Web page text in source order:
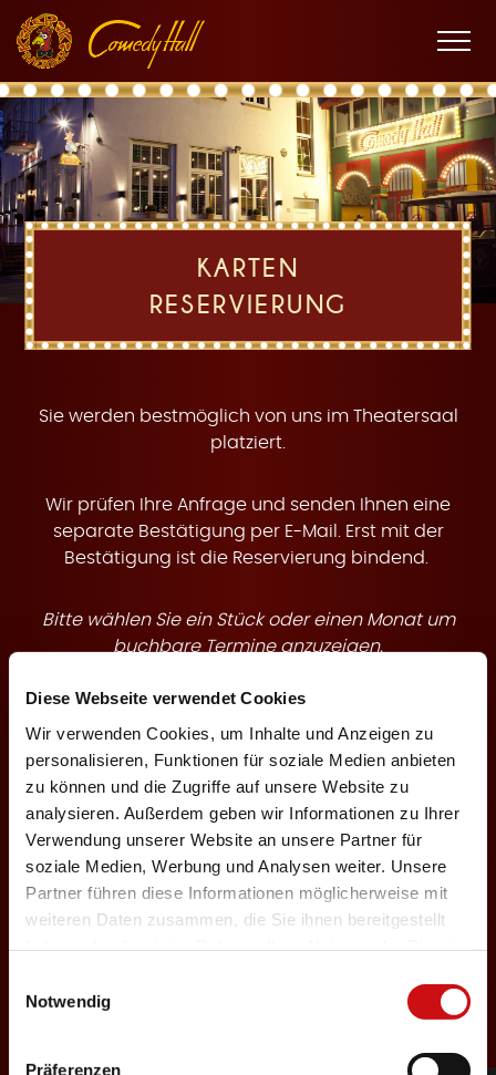
Diese Webseite verwendet Cookies
Wir verwenden Cookies, um Inhalte und Anzeigen zu
personalisieren, Funktionen für soziale Medien anbieten
zu können und die Zugriffe auf unsere Website zu
analysieren. Außerdem geben wir Informationen zu Ihrer
Verwendung unserer Website an unsere Partner für
soziale Medien, Werbung und Analysen weiter. Unsere
Partner führen diese Informationen möglicherweise mit
weiteren Daten zusammen, die Sie ihnen bereitgestellt
Notwendig
Präferenzen
Hauptnavigation
Inhalt
Fußnavigation
K
a
r
e
n
R
Menü
KARTEN
RESERVIERUNG
Sie werden bestmöglich von uns im Theatersaal
platziert.
Wir prüfen Ihre Anfrage und senden Ihnen eine
separate Bestätigung per E-Mail. Erst mit der
Bestätigung ist die Reservierung bindend.
Bitte wählen Sie ein Stück oder einen Monat um
buchbare Termine anzuzeigen.
Theaterstück
Veranstaltungsmonat